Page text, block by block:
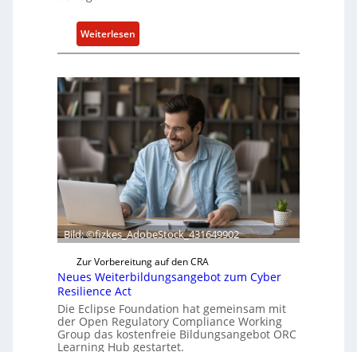
Weiterlesen
B
x
i
f
e
r
t
a
k
u
e
l
e
Bild: ©fizkes_AdobeStock_431649902
Zur Vorbereitung auf den CRA
Neues Weiterbildungsangebot zum Cyber
Resilience Act
Die Eclipse Foundation hat gemeinsam mit
der Open Regulatory Compliance Working
Group das kostenfreie Bildungsangebot ORC
Learning Hub gestartet.